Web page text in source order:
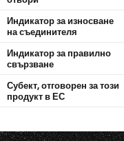
Индикатор за износване
на съединителя
Индикатор за правилно
свързване
Субект, отговорен за този
продукт в ЕС